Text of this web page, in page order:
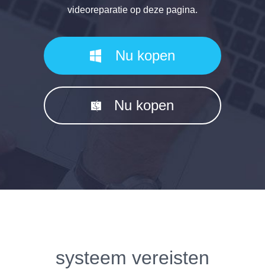
videoreparatie op deze pagina.
Nu kopen
Nu kopen
systeem vereisten